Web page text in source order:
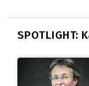
SPOTLIGHT: